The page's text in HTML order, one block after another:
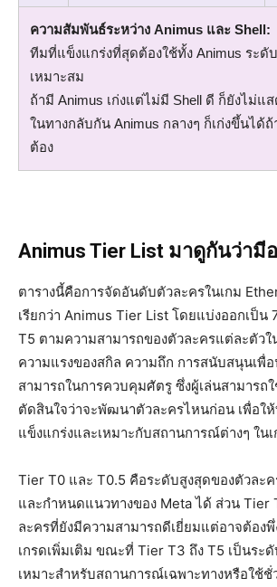
ความสัมพันธ์ระหว่าง Animus และ Shell:
ทีมที่แข็งแกร่งที่สุดต้องใช้ทั้ง Animus ระดั
เหมาะสม
ถ้ามี Animus เก่งแต่ไม่มี Shell ดี ก็ยังไม่แ
ในทางกลับกัน Animus กลางๆ ก็เก่งขึ้นได้ถ้
ต้อง
Animus Tier List มาดูกันว่ามี
ตารางนี้คือการจัดอันดับตัวละครในเกม
เรียกว่า Animus Tier List โดยแบ่งออกเป็น
T5 ตามความสามารถของตัวละครแต่ละตัวใ
ความแรงของสกิล ความถึก การสนับสนุนเพื่
สามารถในการควบคุมศัตรู ซึ่งผู้เล่นสามารถ
ตัดสินใจว่าจะพัฒนาตัวละครไหนก่อน เพื่อใ
แข็งแกร่งและเหมาะกับสถานการณ์ต่างๆ ในเ
Tier T0 และ T0.5 คือระดับสูงสุดของตัวละ
และกำหนดแนวทางของ Meta ได้ ส่วน Tier
ละครที่ยังมีความสามารถดีเยี่ยมแต่อาจต้อง
เกรดเพิ่มเติม ขณะที่ Tier T3 ถึง T5 เป็นระ
เหมาะสำหรับสถานการณ์เฉพาะทางหรือใช้